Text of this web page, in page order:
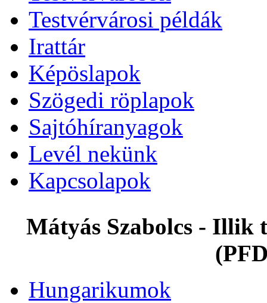
Testvérvárosi példák
Irattár
Képöslapok
Szögedi röplapok
Sajtóhíranyagok
Levél nekünk
Kapcsolapok
Mátyás Szabolcs - Illik
Hungarikumok